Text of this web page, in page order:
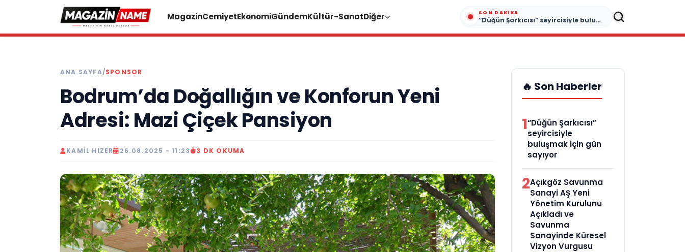
MagazinCemiyetEkonomiGündemKültür-SanatDiğer SON DAKIKA
“Düğün Şarkıcısı” seyircisiyle buluşmak için gün sayıyor
ANA SAYFA/SPONSOR
Bodrum’da Doğallığın ve Konforun Yeni
Adresi: Mazi Çiçek Pansiyon
KAMIL HIZER 26.08.2025 - 11:23 3 DK OKUMA
🔥 Son Haberler
1“Düğün Şarkıcısı”
seyircisiyle
buluşmak için gün
sayıyor
2Açıkgöz Savunma
Sanayi AŞ Yeni
Yönetim Kurulunu
Açıkladı ve
Savunma
Sanayinde Küresel
Vizyon Vurgusu